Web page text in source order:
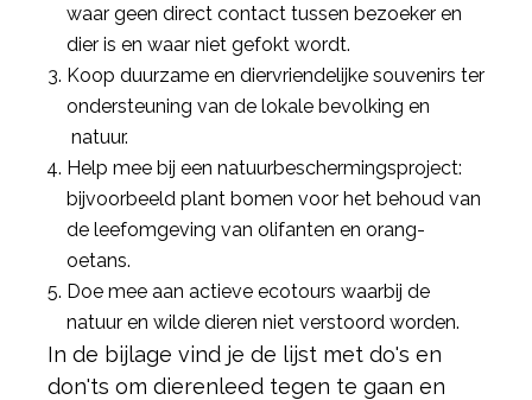
waar geen direct contact tussen bezoeker en
dier is en waar niet gefokt wordt.
Koop duurzame en diervriendelijke souvenirs ter
ondersteuning van de lokale bevolking en
natuur.
Help mee bij een natuurbeschermingsproject:
bijvoorbeeld plant bomen voor het behoud van
de leefomgeving van olifanten en orang-
oetans.
Doe mee aan actieve ecotours waarbij de
natuur en wilde dieren niet verstoord worden.
In de bijlage vind je de lijst met do's en
don'ts om dierenleed tegen te gaan en